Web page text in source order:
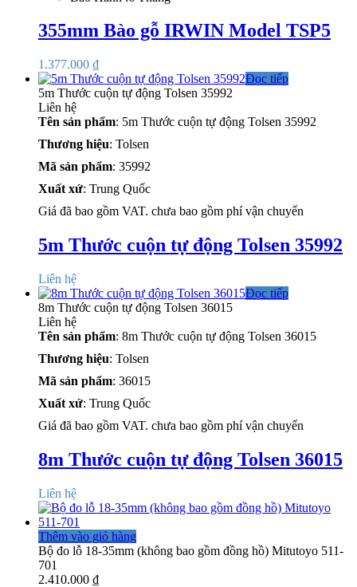
355mm Bào gỗ IRWIN Model TSP5
1.377.000 ₫
Đọc tiếp
5m Thước cuộn tự động Tolsen 35992
Liên hệ
Tên sản phẩm: 5m Thước cuộn tự động Tolsen 35992
Thương hiệu: Tolsen
Mã sản phẩm: 35992
Xuất xứ: Trung Quốc
Giá đã bao gồm VAT. chưa bao gồm phí vận chuyển
5m Thước cuộn tự động Tolsen 35992
Liên hệ
Đọc tiếp
8m Thước cuộn tự động Tolsen 36015
Liên hệ
Tên sản phẩm: 8m Thước cuộn tự động Tolsen 36015
Thương hiệu: Tolsen
Mã sản phẩm: 36015
Xuất xứ: Trung Quốc
Giá đã bao gồm VAT. chưa bao gồm phí vận chuyển
8m Thước cuộn tự động Tolsen 36015
Liên hệ
Thêm vào giỏ hàng
Bộ đo lỗ 18-35mm (không bao gồm đồng hồ) Mitutoyo 511-
701
2.410.000 ₫